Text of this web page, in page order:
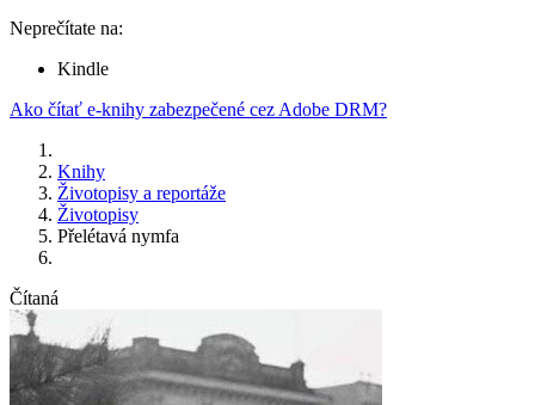
Neprečítate na:
Kindle
Ako čítať e-knihy zabezpečené cez Adobe DRM?
Knihy
Životopisy a reportáže
Životopisy
Přelétavá nymfa
Čítaná